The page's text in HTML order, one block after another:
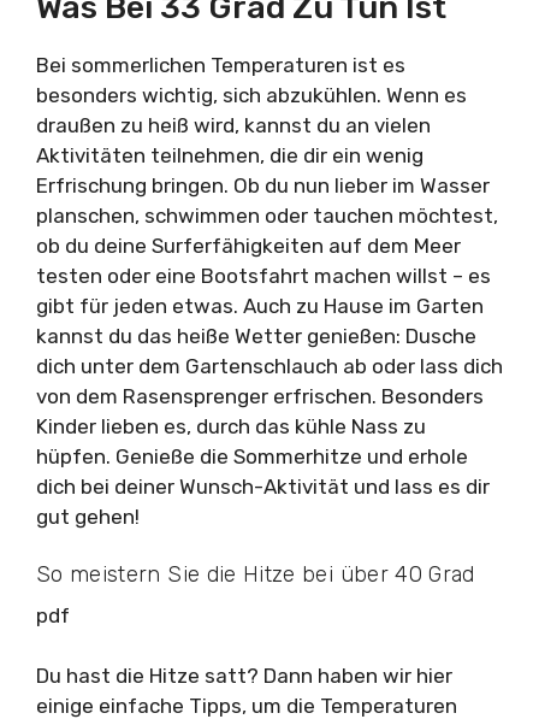
Bei sommerlichen Temperaturen ist es
besonders wichtig, sich abzukühlen. Wenn es
draußen zu heiß wird, kannst du an vielen
Aktivitäten teilnehmen, die dir ein wenig
Erfrischung bringen. Ob du nun lieber im Wasser
planschen, schwimmen oder tauchen möchtest,
ob du deine Surferfähigkeiten auf dem Meer
testen oder eine Bootsfahrt machen willst – es
gibt für jeden etwas. Auch zu Hause im Garten
kannst du das heiße Wetter genießen: Dusche
dich unter dem Gartenschlauch ab oder lass dich
von dem Rasensprenger erfrischen. Besonders
Kinder lieben es, durch das kühle Nass zu
hüpfen. Genieße die Sommerhitze und erhole
dich bei deiner Wunsch-Aktivität und lass es dir
gut gehen!
So meistern Sie die Hitze bei über 40 Grad
pdf
Du hast die Hitze satt? Dann haben wir hier
einige einfache Tipps, um die Temperaturen